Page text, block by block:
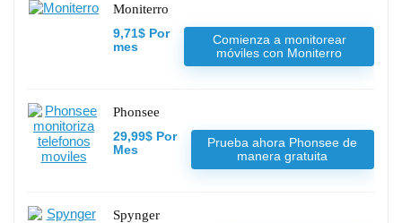
Moniterro
9,71$ Por
mes
Comienza a monitorear
móviles con Moniterro
Phonsee
29,99$ Por
Mes
Prueba ahora Phonsee de
manera gratuita
Spynger